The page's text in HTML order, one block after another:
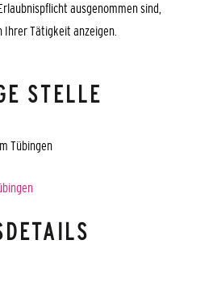
ausgenommen sind,
Ihrer Tätigkeit anzeigen.
STELLE
Tübingen